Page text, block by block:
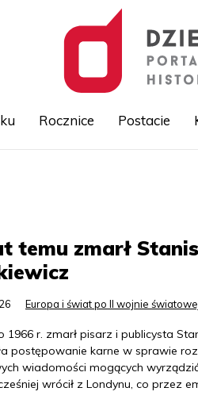
Rocznice Postacie
temu zmarł
Europa i świat po II wojnie
1966 r. zmarł pisarz i publicysta
postępowanie karne w sprawie
wiadomości mogących
wrócił z Londynu, co przez